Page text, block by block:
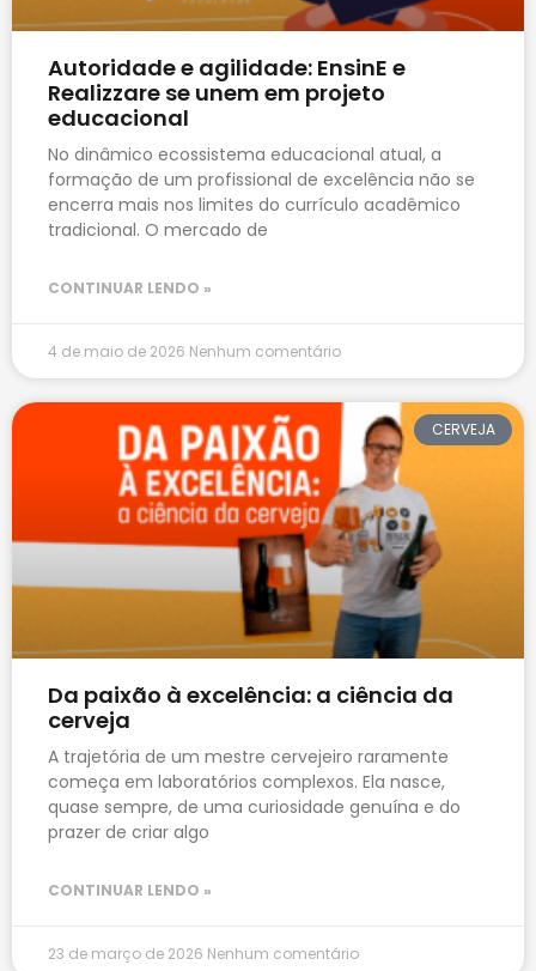
Autoridade e agilidade: EnsinE e
Realizzare se unem em projeto
educacional
No dinâmico ecossistema educacional atual, a
formação de um profissional de excelência não se
encerra mais nos limites do currículo acadêmico
tradicional. O mercado de
CONTINUAR LENDO »
4 de maio de 2026 Nenhum comentário
CERVEJA
Da paixão à excelência: a ciência da
cerveja
A trajetória de um mestre cervejeiro raramente
começa em laboratórios complexos. Ela nasce,
quase sempre, de uma curiosidade genuína e do
prazer de criar algo
CONTINUAR LENDO »
23 de março de 2026 Nenhum comentário